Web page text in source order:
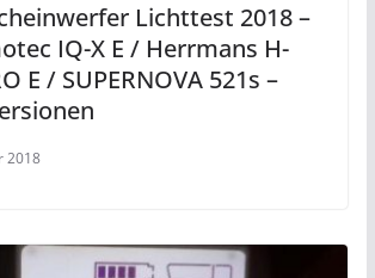
Lichttest 2018 –
IQ-X E / Herrmans H-
E / SUPERNOVA 521s –
2018